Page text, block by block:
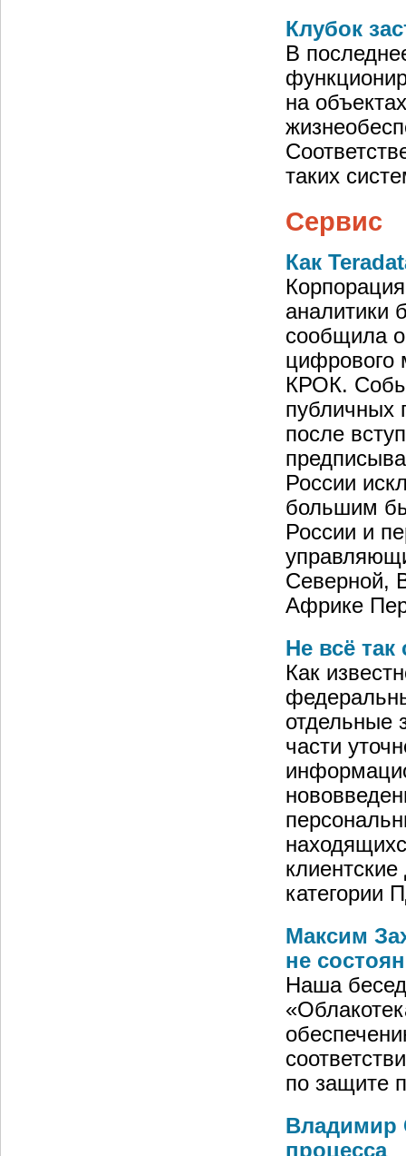
Клубок
В
на
таких
Сервис
Как
аналитики
сообщила
цифрового
КРОК.
публичных
после
России
большим
России и
Северной,
Африке
Не всё
Как
отдельные
части
категории
Максим
не
Наша
по защите
Владимир
процесса